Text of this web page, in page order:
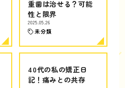
重歯は治せる？可能
性と限界
2025.05.26
未分類
40代の私の矯正日
記！痛みとの共存